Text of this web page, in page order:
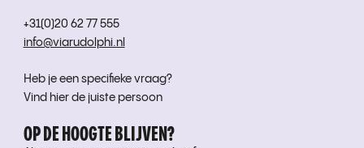
+31(0)20 62 77 555
info@viarudolphi.nl
Heb je een specifieke vraag?
Vind hier de juiste persoon
OP DE HOOGTE BLIJVEN?